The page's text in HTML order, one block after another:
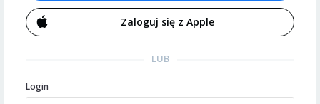
Zaloguj się z Apple
LUB
Login